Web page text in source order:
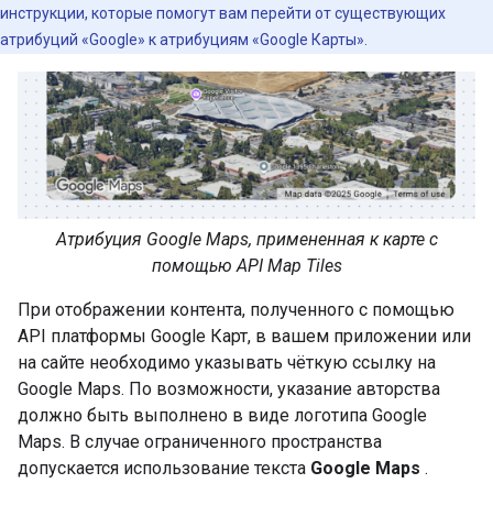
инструкции, которые помогут вам перейти от существующих
атрибуций «Google» к атрибуциям «Google Карты».
Атрибуция Google Maps, примененная к карте с
помощью API Map Tiles
При отображении контента, полученного с помощью
API платформы Google Карт, в вашем приложении или
на сайте необходимо указывать чёткую ссылку на
Google Maps. По возможности, указание авторства
должно быть выполнено в виде логотипа Google
Maps. В случае ограниченного пространства
допускается использование текста Google Maps .